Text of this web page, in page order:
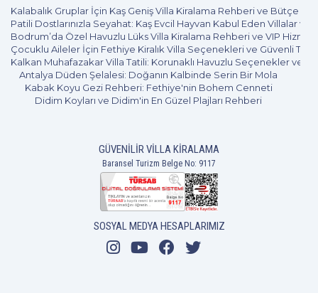
Kalabalık Gruplar İçin Kaş Geniş Villa Kiralama Rehberi ve Bütçe
Patili Dostlarınızla Seyahat: Kaş Evcil Hayvan Kabul Eden Villalar ve
Bodrum’da Özel Havuzlu Lüks Villa Kiralama Rehberi ve VIP
Çocuklu Aileler İçin Fethiye Kiralık Villa Seçenekleri ve Güvenli
Kalkan Muhafazakar Villa Tatili: Korunaklı Havuzlu Seçenekler ve
Antalya Düden Şelalesi: Doğanın Kalbinde Serin Bir Mola
Kabak Koyu Gezi Rehberi: Fethiye'nin Bohem Cenneti
Didim Koyları ve Didim'in En Güzel Plajları Rehberi
GÜVENILIR VILLA KIRALAMA
Baransel Turizm Belge No: 9117
SOSYAL MEDYA HESAPLARIMIZ